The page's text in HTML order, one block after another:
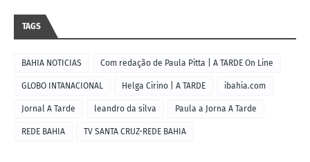
TAGS
BAHIA NOTICIAS Com redação de Paula Pitta | A TARDE On Line
GLOBO INTANACIONAL Helga Cirino | A TARDE ibahia.com
Jornal A Tarde leandro da silva Paula a Jorna A Tarde
REDE BAHIA TV SANTA CRUZ-REDE BAHIA